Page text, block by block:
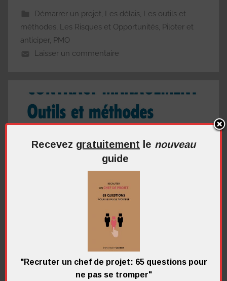
Démarrer un projet, Les délais, Les outils et
méthodes, Les Risques et Opportunités, Piloter et
anticiper, PMO
Laisser un commentaire
Contract Management – Outils et
méthodes 2è édition
Ce qu’en disent les lecteurs: Un ouvrage de
référence dans le domaine ! Un exercice rare et
Recevez gratuitement le nouveau
guide
"Recruter un chef de projet: 65 questions pour
ne pas se tromper"